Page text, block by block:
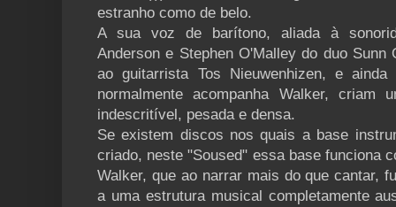
estranho como de belo.
A sua voz de barítono, aliada à
Anderson e Stephen O'Malley do duo
ao guitarrista Tos Nieuwenhizen, e
normalmente acompanha Walker, criam
indescritível, pesada e densa.
Se existem discos nos quais a base
criado, neste "Soused" essa base funciona
Walker, que ao narrar mais do que cantar,
a uma estrutura musical completamente